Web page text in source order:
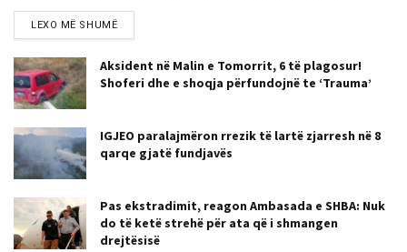
LEXO MË SHUMË
Aksident në Malin e Tomorrit, 6 të plagosur!
Shoferi dhe e shoqja përfundojnë te ‘Trauma’
IGJEO paralajmëron rrezik të lartë zjarresh në 8
qarqe gjatë fundjavës
Pas ekstradimit, reagon Ambasada e SHBA: Nuk
do të ketë strehë për ata që i shmangen
drejtësisë